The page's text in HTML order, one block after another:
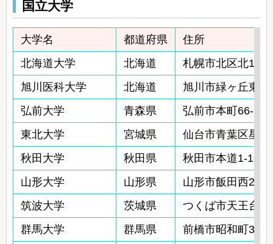
国立大学
大学名 都道府県
住所
北海道大学
北海道
札幌市北区北12
旭川医科大学
北海道
旭川市緑ヶ丘東2
弘前大学
青森県
弘前市本町66-1
東北大学
宮城県
仙台市青葉区星
秋田大学
秋田県
秋田市本道1-1-1
山形大学
山形県
山形市飯田西2-2-
筑波大学
茨城県
つくば市天王台1-
群馬大学
群馬県
前橋市昭和町3-